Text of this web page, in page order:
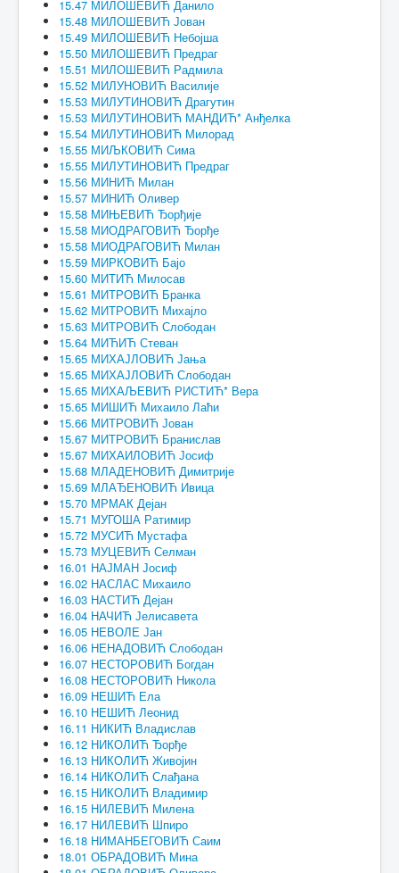
15.47 МИЛОШЕВИЋ Данило
15.48 МИЛОШЕВИЋ Јован
15.49 МИЛОШЕВИЋ Небојша
15.50 МИЛОШЕВИЋ Предраг
15.51 МИЛОШЕВИЋ Радмила
15.52 МИЛУНОВИЋ Василије
15.53 МИЛУТИНОВИЋ Драгутин
15.53 МИЛУТИНОВИЋ МАНДИЋ* Анђелка
15.54 МИЛУТИНОВИЋ Милорад
15.55 МИЉКОВИЋ Сима
15.55 МИЛУТИНОВИЋ Предраг
15.56 МИНИЋ Милан
15.57 МИНИЋ Оливер
15.58 МИЊЕВИЋ Ђорђије
15.58 МИОДРАГОВИЋ Ђорђе
15.58 МИОДРАГОВИЋ Милан
15.59 МИРКОВИЋ Бајо
15.60 МИТИЋ Милосав
15.61 МИТРОВИЋ Бранка
15.62 МИТРОВИЋ Михајло
15.63 МИТРОВИЋ Слободан
15.64 МИЋИЋ Стеван
15.65 МИХАЈЛОВИЋ Јања
15.65 МИХАЈЛОВИЋ Слободан
15.65 МИХАЉЕВИЋ РИСТИЋ* Вера
15.65 МИШИЋ Михаило Лаћи
15.66 МИТРОВИЋ Јован
15.67 МИТРОВИЋ Бранислав
15.67 МИХАИЛОВИЋ Јосиф
15.68 МЛАДЕНОВИЋ Димитрије
15.69 МЛАЂЕНОВИЋ Ивица
15.70 МРМАК Дејан
15.71 МУГОША Ратимир
15.72 МУСИЋ Мустафа
15.73 МУЦЕВИЋ Селман
16.01 НАЈМАН Јосиф
16.02 НАСЛАС Михаило
16.03 НАСТИЋ Дејан
16.04 НАЧИЋ Јелисавета
16.05 НЕВОЛЕ Јан
16.06 НЕНАДОВИЋ Слободан
16.07 НЕСТОРОВИЋ Богдан
16.08 НЕСТОРОВИЋ Никола
16.09 НЕШИЋ Ела
16.10 НЕШИЋ Леонид
16.11 НИКИЋ Владислав
16.12 НИКОЛИЋ Ђорђе
16.13 НИКОЛИЋ Живојин
16.14 НИКОЛИЋ Слађана
16.15 НИКОЛИЋ Владимир
16.15 НИЛЕВИЋ Милена
16.17 НИЛЕВИЋ Шпиро
16.18 НИМАНБЕГОВИЋ Саим
18.01 ОБРАДОВИЋ Мина